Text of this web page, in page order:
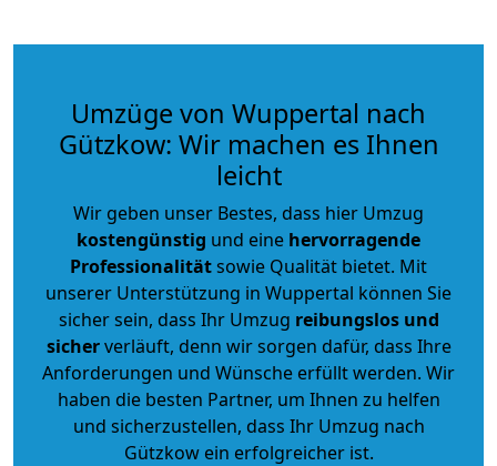
Umzüge von Wuppertal nach
Gützkow: Wir machen es Ihnen
leicht
Wir geben unser Bestes, dass hier Umzug
kostengünstig und eine hervorragende
Professionalitätsowie Qualität bietet. Mit
unserer Unterstützung in Wuppertal können Sie
sicher sein, dass Ihr Umzug reibungslos und
sicherverläuft, denn wir sorgen dafür, dass Ihre
Anforderungen und Wünsche erfüllt werden. Wir
haben die besten Partner, um Ihnen zu helfen
und sicherzustellen, dass Ihr Umzug nach
Gützkow ein erfolgreicher ist.